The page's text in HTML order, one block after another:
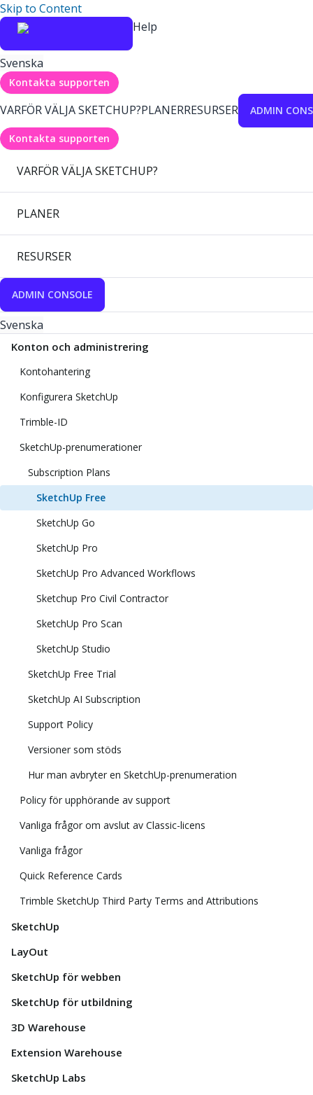
Skip to Content
Help
Svenska
Kontakta supporten
VARFÖR VÄLJA SKETCHUP?PLANERRESURSER ADMIN
Kontakta supporten
VARFÖR VÄLJA SKETCHUP?
PLANER
RESURSER
ADMIN CONSOLE
Svenska
Konton och administrering
Kontohantering
Konfigurera SketchUp
Trimble-ID
SketchUp-prenumerationer
Subscription Plans
SketchUp Free
SketchUp Go
SketchUp Pro
SketchUp Pro Advanced Workflows
Sketchup Pro Civil Contractor
SketchUp Pro Scan
SketchUp Studio
SketchUp Free Trial
SketchUp AI Subscription
Support Policy
Versioner som stöds
Hur man avbryter en SketchUp-prenumeration
Policy för upphörande av support
Vanliga frågor om avslut av Classic-licens
Vanliga frågor
Quick Reference Cards
Trimble SketchUp Third Party Terms and Attributions
SketchUp
LayOut
SketchUp för webben
SketchUp för utbildning
3D Warehouse
Extension Warehouse
SketchUp Labs